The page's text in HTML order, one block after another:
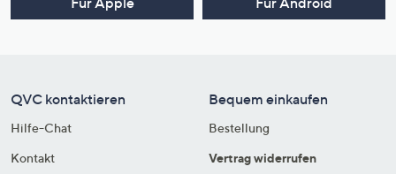
QVC kontaktieren
Hilfe-Chat
Kontakt
Bequem einkaufen
Bestellung
Vertrag widerrufen